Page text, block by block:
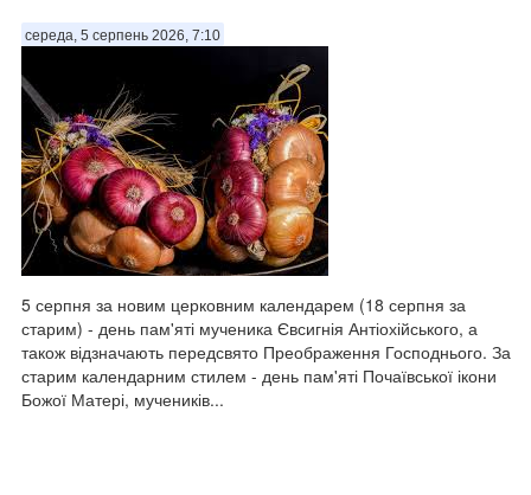
Противник (російські війська) продовжує наступальні дії в смузі
своєї 3-ї загальновійськової армії (ЗВА) угрупування військ
(УВ) «Юг», у загальних напрямках Сіверськ — Слов'янськ та
Бахмут — Слов'янськ, намагаючись дістатися основними
силами своїх пер...
середа, 5 серпень 2026, 7:10
5 серпня за новим церковним календарем (18 серпня за
старим) - день пам'яті мученика Євсигнія Антіохійського, а
також відзначають передсвято Преображення Господнього. За
старим календарним стилем - день пам'яті Почаївської ікони
Божої Матері, мучеників...